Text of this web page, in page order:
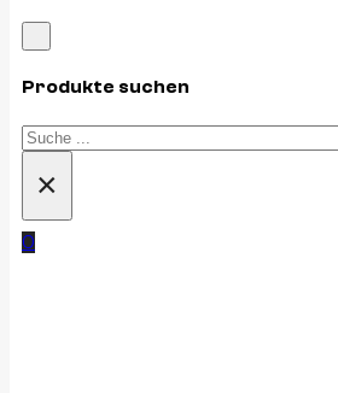
Produkte suchen
Suchen
×
0